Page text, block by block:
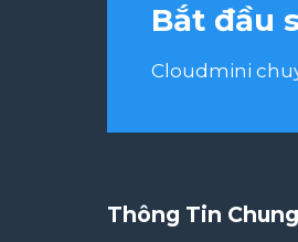
Bắt đầu
Cloudmini
Thông Tin Chung